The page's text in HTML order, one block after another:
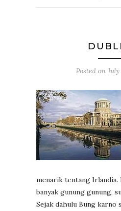
Posted on July
menarik tentang Irlandia.
banyak gunung gunung,
Sejak dahulu Bung karno